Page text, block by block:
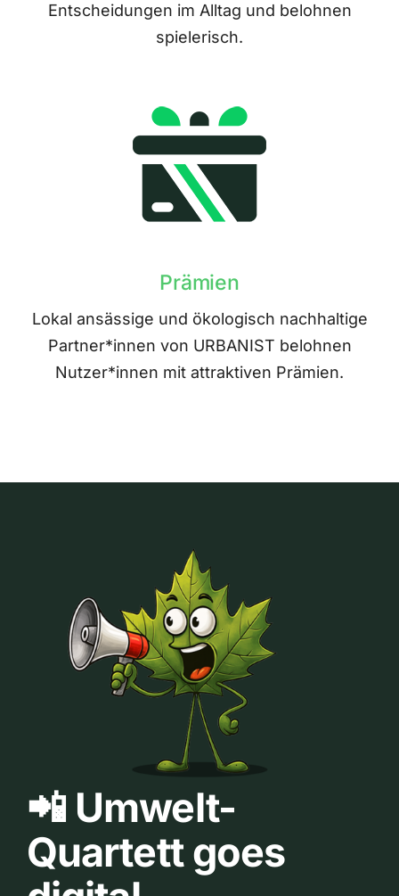
Entscheidungen im Alltag und belohnen
spielerisch.
Prämien
Lokal ansässige und ökologisch nachhaltige
Partner*innen von URBANIST belohnen
Nutzer*innen mit attraktiven Prämien.
📲 Umwelt-
Quartett goes